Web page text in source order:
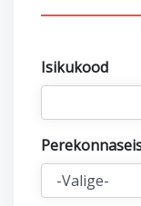
Isikukood